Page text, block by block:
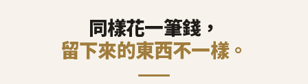
同樣花一筆錢，
留下來的東西不一樣。